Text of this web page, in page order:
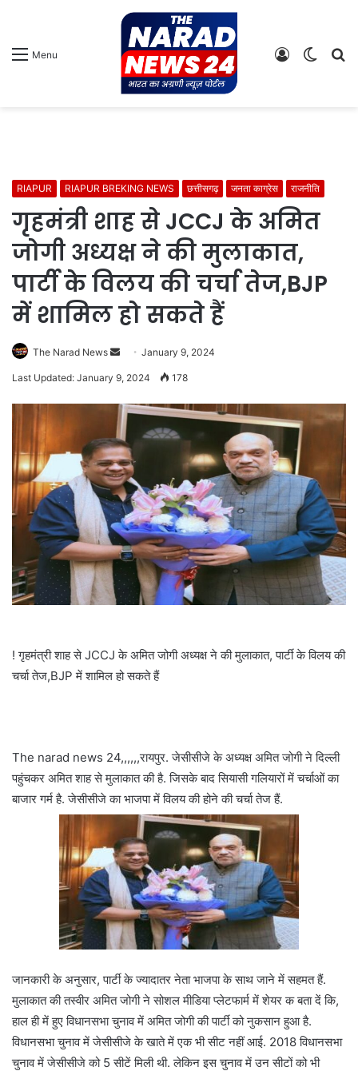
Menu
Switch
Log
RIAPUR RIAPUR BREKING NEWS छत्तीसगढ़ जनता काग्रेस राजनीति
गृहमंत्री शाह से JCCJ के अमित
जोगी अध्यक्ष ने की मुलाकात,
पार्टी के विलय की चर्चा तेज,BJP
में शामिल हो सकते हैं
The Narad News
Send January 9, 2024
Last Updated: January 9, 2024 178
! गृहमंत्री शाह से JCCJ के अमित जोगी अध्यक्ष ने की मुलाकात, पार्टी के विलय की
चर्चा तेज,BJP में शामिल हो सकते हैं
The narad news 24,,,,,,रायपुर. जेसीसीजे के अध्यक्ष अमित जोगी ने दिल्ली
पहुंचकर अमित शाह से मुलाकात की है. जिसके बाद सियासी गलियारों में चर्चाओं का
बाजार गर्म है. जेसीसीजे का भाजपा में विलय की होने की चर्चा तेज हैं.
जानकारी के अनुसार, पार्टी के ज्यादातर नेता भाजपा के साथ जाने में सहमत हैं.
मुलाकात की तस्वीर अमित जोगी ने सोशल मीडिया प्लेटफार्म में शेयर क बता दें कि,
हाल ही में हुए विधानसभा चुनाव में अमित जोगी की पार्टी को नुकसान हुआ है.
विधानसभा चुनाव में जेसीसीजे के खाते में एक भी सीट नहीं आई. 2018 विधानसभा
चुनाव में जेसीसीजे को 5 सीटें मिली थी. लेकिन इस चुनाव में उन सीटों को भी